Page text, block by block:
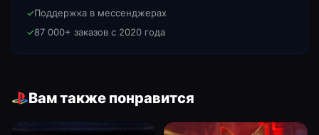
✓Поддержка в мессенджерах
✓87 000+ заказов с 2020 года
Вам также понравится